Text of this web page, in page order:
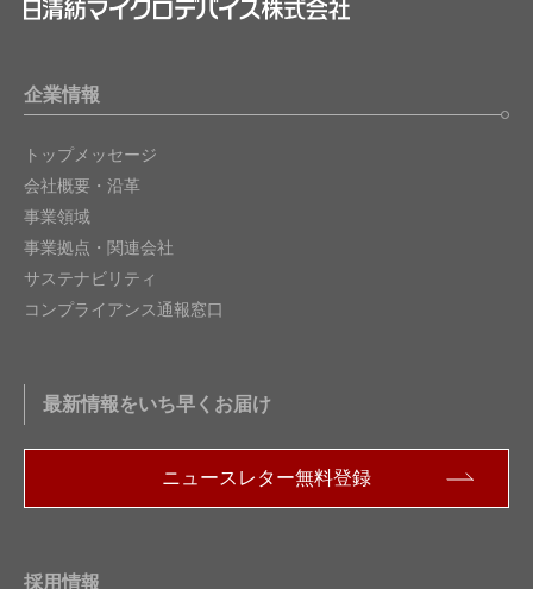
AFE (センサー測定用)
パワーマネジメント
リセット & ウォッチドッグタイマ(WDT) IC
バッテリ管理IC
オーディオ & ビデオ IC
RFデバイス
企業情報
トップメッセージ
会社概要・沿革
事業領域
事業拠点・関連会社
サステナビリティ
コンプライアンス通報窓口
最新情報をいち早くお届け
ニュースレター無料登録
採用情報